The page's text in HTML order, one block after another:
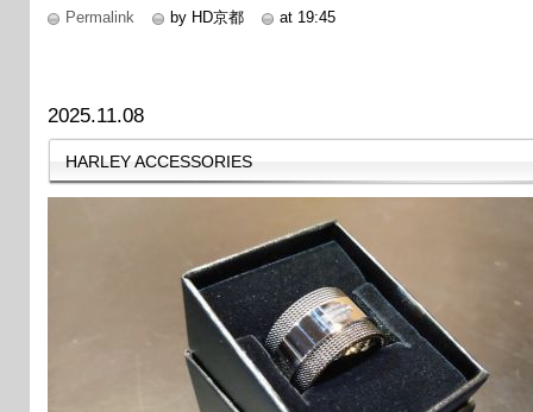
Permalink by HD京都 at 19:45
2025.11.08
HARLEY ACCESSORIES